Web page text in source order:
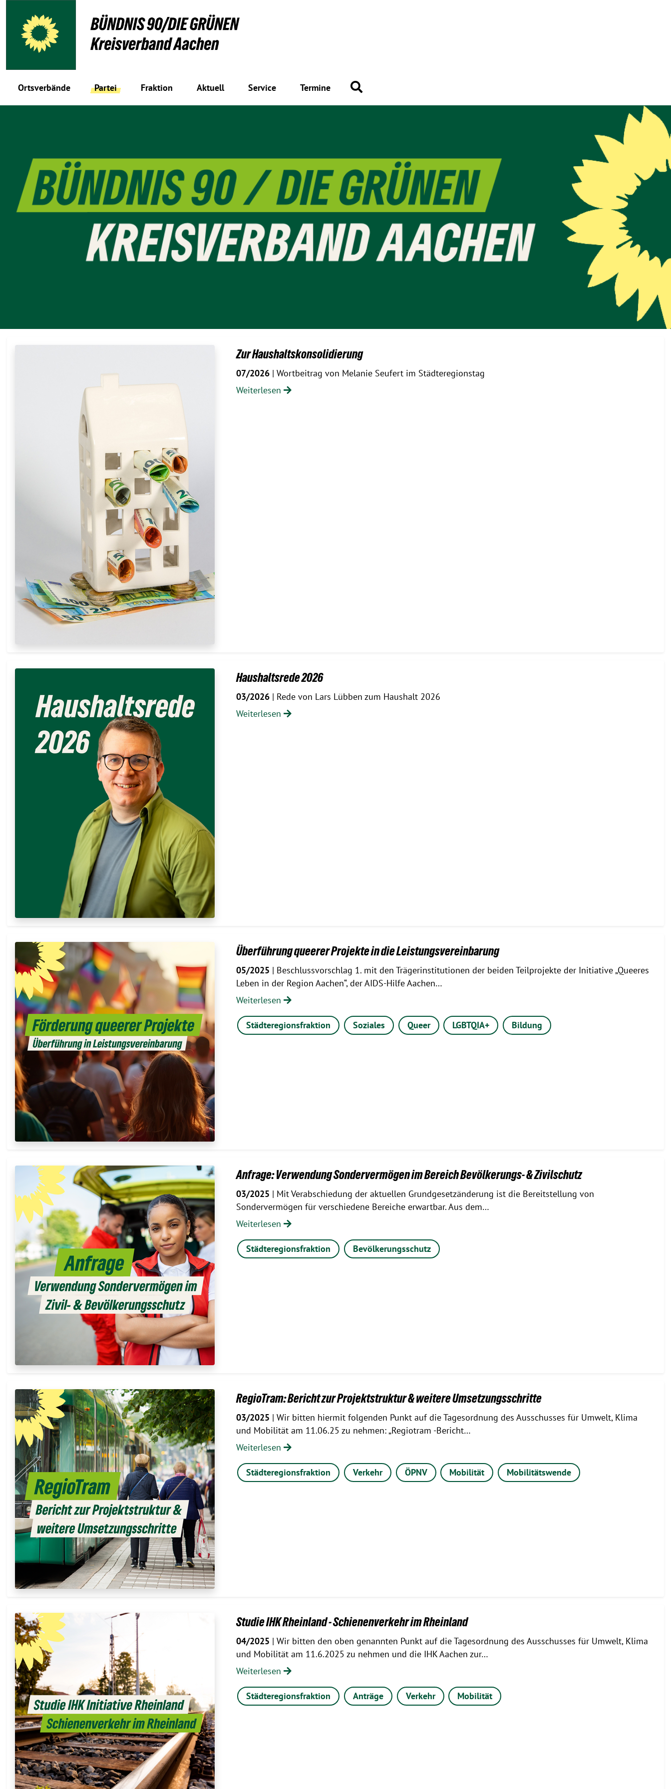
Ortsverbände Partei Fraktion Aktuell Service Termine
Zur Haushaltskonsolidierung
07/2026| Wortbeitrag von Melanie Seufert im Städteregionstag
Weiterlesen
Haushaltsrede 2026
03/2026| Rede von Lars Lübben zum Haushalt 2026
Weiterlesen
Überführung queerer Projekte in die Leistungsvereinbarung
05/2025 | Beschlussvorschlag 1. mit den Trägerinstitutionen der beiden Teilprojekte der Initiative „Queeres
Leben in der Region Aachen“, der AIDS-Hilfe Aachen…
Weiterlesen
Städteregionsfraktion Soziales Queer LGBTQIA+ Bildung
Anfrage: Verwendung Sondervermögen im Bereich Bevölkerungs- & Zivilschutz
03/2025 | Mit Verabschiedung der aktuellen Grundgesetzänderung ist die Bereitstellung von
Sondervermögen für verschiedene Bereiche erwartbar. Aus dem…
Weiterlesen
Städteregionsfraktion Bevölkerungsschutz
RegioTram: Bericht zur Projektstruktur & weitere Umsetzungsschritte
03/2025 | Wir bitten hiermit folgenden Punkt auf die Tagesordnung des Ausschusses für Umwelt, Klima
und Mobilität am 11.06.25 zu nehmen: „Regiotram -Bericht…
Weiterlesen
Städteregionsfraktion Verkehr ÖPNV Mobilität Mobilitätswende
Studie IHK Rheinland - Schienenverkehr im Rheinland
04/2025 | Wir bitten den oben genannten Punkt auf die Tagesordnung des Ausschusses für Umwelt, Klima
und Mobilität am 11.6.2025 zu nehmen und die IHK Aachen zur…
Weiterlesen
Städteregionsfraktion Anträge Verkehr Mobilität